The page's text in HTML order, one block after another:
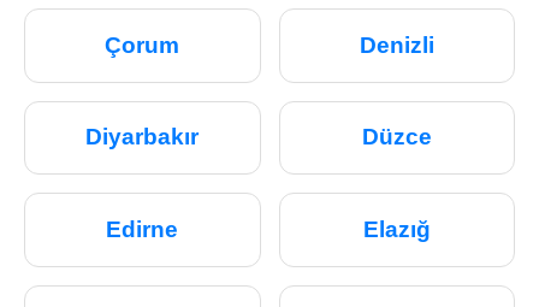
Çorum Denizli
Diyarbakır Düzce
Edirne Elazığ